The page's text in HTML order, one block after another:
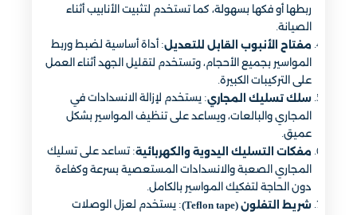
ربطها أو فكها بسهولة، كما تستخدم لتثبيت الأنابيب أثناء
الصيانة.
مفتاح الأنبوب القابل للتعديل: أداة أساسية لضبط وربط
المواسير بجميع الأحجام، وتستخدم لتقليل الجهد أثناء العمل
على التركيبات الكبيرة.
سلك تسليك المجاري: يستخدم لإزالة الانسدادات في
المجاري والبالعات، ويساعد على تنظيف المواسير بشكل
عميق.
مفكات التسليك اليدوية والكهربائية: تساعد على تسليك
المجاري الصعبة والانسدادات المستعصية بسرعة وكفاءة
دون الحاجة لتفكيك المواسير بالكامل.
شريط التفلون (Teflon tape)
: يستخدم لعزل الوصلات